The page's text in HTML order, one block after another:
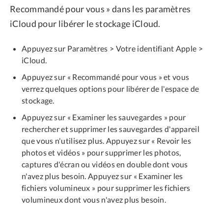
Recommandé pour vous » dans les paramètres
iCloud pour libérer le stockage iCloud.
Appuyez sur Paramètres > Votre identifiant Apple >
iCloud.
Appuyez sur « Recommandé pour vous » et vous
verrez quelques options pour libérer de l'espace de
stockage.
Appuyez sur « Examiner les sauvegardes » pour
rechercher et supprimer les sauvegardes d'appareil
que vous n'utilisez plus. Appuyez sur « Revoir les
photos et vidéos » pour supprimer les photos,
captures d'écran ou vidéos en double dont vous
n'avez plus besoin. Appuyez sur « Examiner les
fichiers volumineux » pour supprimer les fichiers
volumineux dont vous n'avez plus besoin.